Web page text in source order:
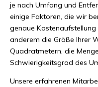
je nach Umfang und
einige Faktoren, die wir
genaue
anderem die Größe Ihrer
Quadratmetern, die
Schwierigkeitsgrad des
Unsere erfahrenen